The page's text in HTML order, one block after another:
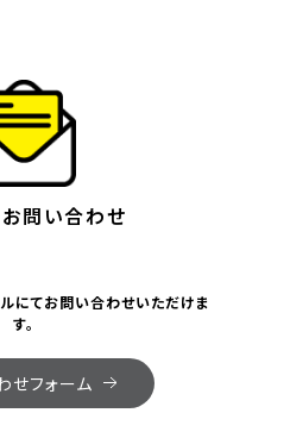
問い合わせ
にてお問い合わせいただけま
す。
せフォーム